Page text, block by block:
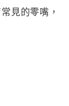
見的零嘴，